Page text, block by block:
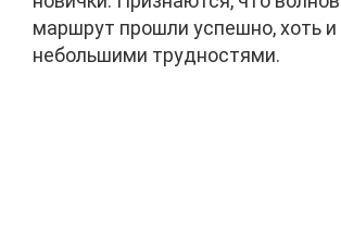
маршрут прошли успешно, хоть и
небольшими трудностями.